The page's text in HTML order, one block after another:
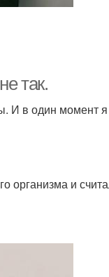
так.
И в один момент
организма и